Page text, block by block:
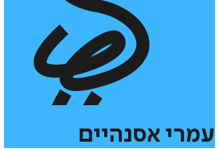
עמרי אסנהיים